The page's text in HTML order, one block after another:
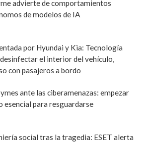
advierte de comportamientos
de modelos de IA
por Hyundai y Kia: Tecnología
el interior del vehículo,
con pasajeros a bordo
ante las ciberamenazas: empezar
esencial para resguardarse
social tras la tragedia: ESET alerta